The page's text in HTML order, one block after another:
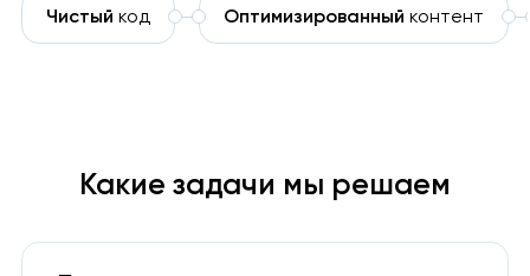
Чистый код Оптимизированный контент
Какие задачи мы решаем